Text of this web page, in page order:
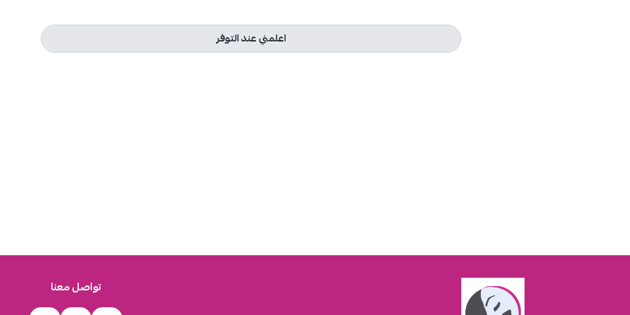
اعلمني عند التوفر
تواصل معنا